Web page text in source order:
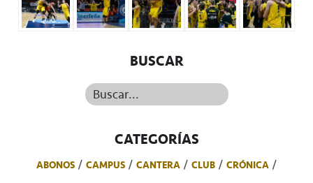
BUSCAR
Buscar...
CATEGORÍAS
ABONOS CAMPUS CANTERA CLUB
CRÓNICA